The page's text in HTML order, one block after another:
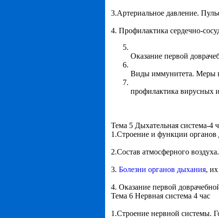
3.Артериальное давление.
4. Профилактика сердечно-
Оказание первой
Виды иммунитета. Меры
профилактика
Тема 5 Дыхательная система-4
1.Строение и функции органов
2.Состав атмосферного
3. Болезни органов дыхания,
4. Оказание первой
Тема 6 Нервная система 4 час
1.Строение нервной системы.